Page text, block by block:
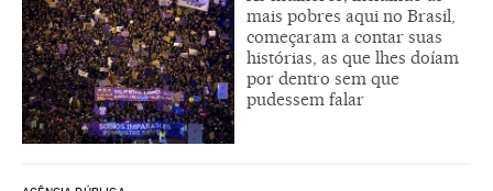
mais pobres aqui no Brasil,
começaram a contar suas
histórias, as que lhes doíam
por dentro sem que
pudessem falar